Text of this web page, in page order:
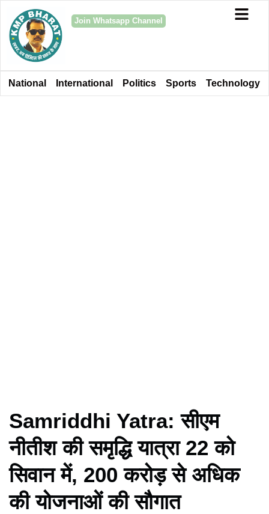
Join Whatsapp Channel
National International Politics Sports Technology
Samriddhi Yatra: सीएम
नीतीश की समृद्धि यात्रा 22 को
सिवान में, 200 करोड़ से अधिक
की योजनाओं की सौगात